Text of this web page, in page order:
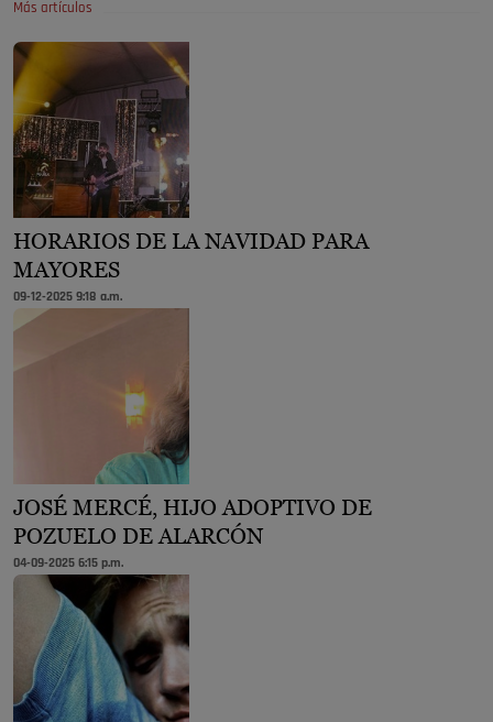
Más artículos
HORARIOS DE LA NAVIDAD PARA
MAYORES
09-12-2025 9:18 a.m.
JOSÉ MERCÉ, HIJO ADOPTIVO DE
POZUELO DE ALARCÓN
04-09-2025 6:15 p.m.